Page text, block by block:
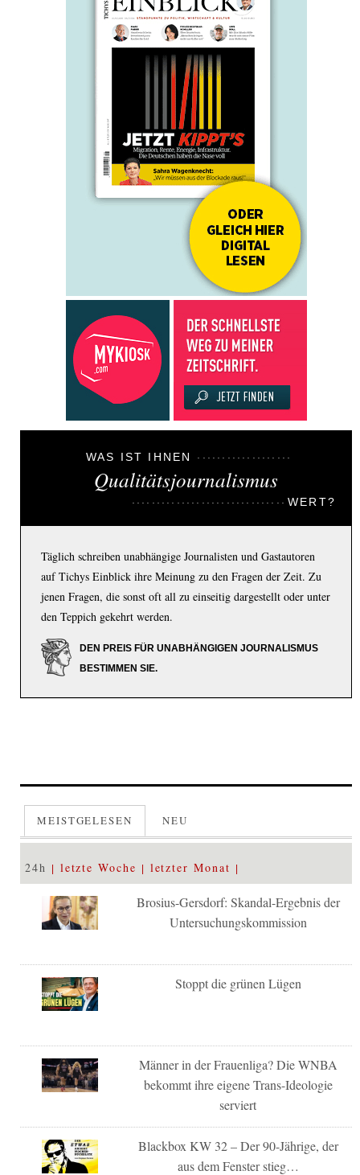
WAS IST IHNEN
Qualitätsjournalismus
WERT?
Täglich schreiben unabhängige Journalisten und Gastautoren
auf Tichys Einblick ihre Meinung zu den Fragen der Zeit. Zu
jenen Fragen, die sonst oft all zu einseitig dargestellt oder unter
den Teppich gekehrt werden.
DEN PREIS FÜR UNABHÄNGIGEN JOURNALISMUS
BESTIMMEN SIE.
MEISTGELESEN NEU
24h letzte Woche letzter Monat
Brosius-Gersdorf: Skandal-Ergebnis der
Untersuchungskommission
Stoppt die grünen Lügen
Männer in der Frauenliga? Die WNBA
bekommt ihre eigene Trans-Ideologie
serviert
Blackbox KW 32 – Der 90-Jährige, der
aus dem Fenster stieg…